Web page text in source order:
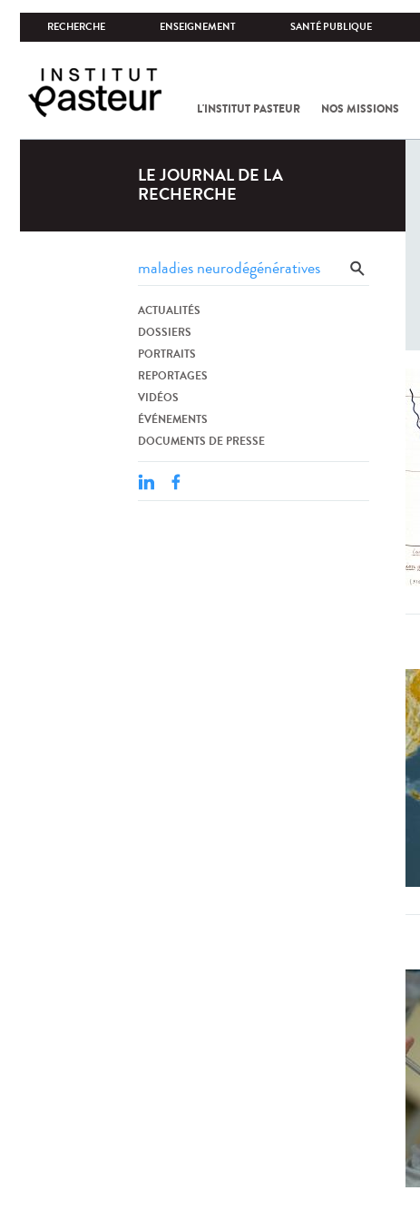
RECHERCHE ENSEIGNEMENT SANTÉ PUBLIQUE
L'INSTITUT PASTEUR NOS MISSIONS
LE JOURNAL DE LA
RECHERCHE
ACTUALITÉS
DOSSIERS
PORTRAITS
REPORTAGES
VIDÉOS
ÉVÉNEMENTS
DOCUMENTS DE PRESSE